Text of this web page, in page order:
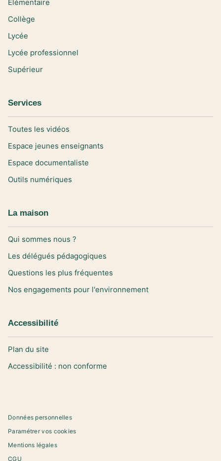
Elémentaire
Collège
Lycée
Lycée professionnel
Supérieur
Services
Toutes les vidéos
Espace jeunes enseignants
Espace documentaliste
Outils numériques
La maison
Qui sommes nous ?
Les délégués pédagogiques
Questions les plus fréquentes
Nos engagements pour l'environnement
Accessibilité
Plan du site
Accessibilité : non conforme
Données personnelles
Paramétrer vos cookies
Mentions légales
CGU